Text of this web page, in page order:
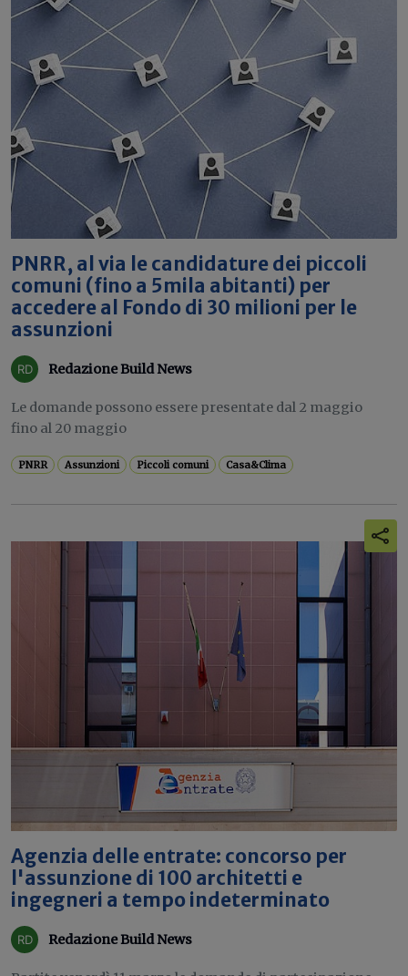
PNRR, al via le candidature dei piccoli
comuni (fino a 5mila abitanti) per
accedere al Fondo di 30 milioni per le
assunzioni
Redazione Build News
Le domande possono essere presentate dal 2 maggio
fino al 20 maggio
PNRR Assunzioni Piccoli comuni Casa&Clima
Agenzia delle entrate: concorso per
l'assunzione di 100 architetti e
ingegneri a tempo indeterminato
Redazione Build News